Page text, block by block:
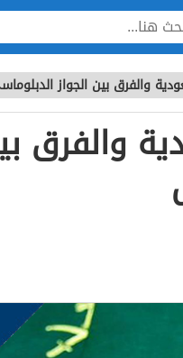
والفرق بين الجواز
والفرق